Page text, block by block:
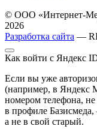
© ООО «Интернет-
2026
Разработка сайта —
Как войти с Яндекс
Если вы уже
(например, в Яндекс
номером телефона,
в профиле
а не в свой старый.